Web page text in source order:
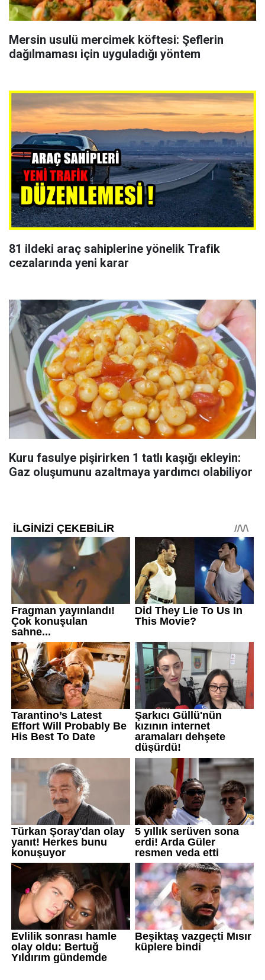
Mersin usulü mercimek köftesi: Şeflerin
dağılmaması için uyguladığı yöntem
81 ildeki araç sahiplerine yönelik Trafik
cezalarında yeni karar
Kuru fasulye pişirirken 1 tatlı kaşığı ekleyin:
Gaz oluşumunu azaltmaya yardımcı olabiliyor